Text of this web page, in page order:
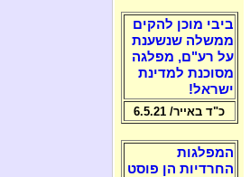
ביבי מוכן להקים
ממשלה שנשענת
על רע"ם, מפלגה
מסוכנת למדינת
ישראל!
כ"ד באייר/ 6.5.21
המפלגות
החרדיות הן פוסט